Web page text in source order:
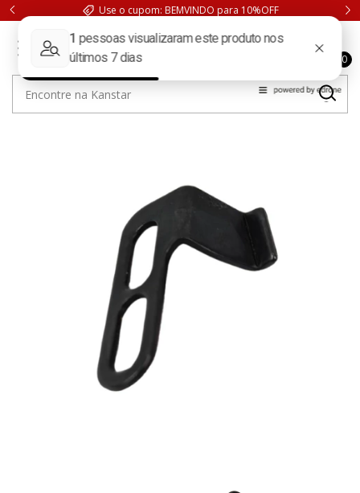
Use o cupom: BEMVINDO para 10%OFF
0